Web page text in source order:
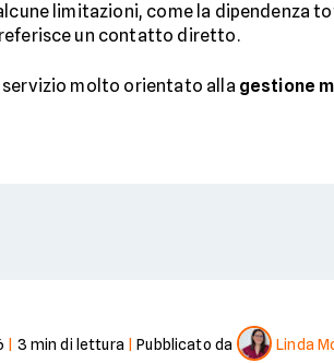
limitazioni, come la dipendenza
un contatto diretto.
servizio molto orientato alla gestione
3 min di lettura |Pubblicato da Linda